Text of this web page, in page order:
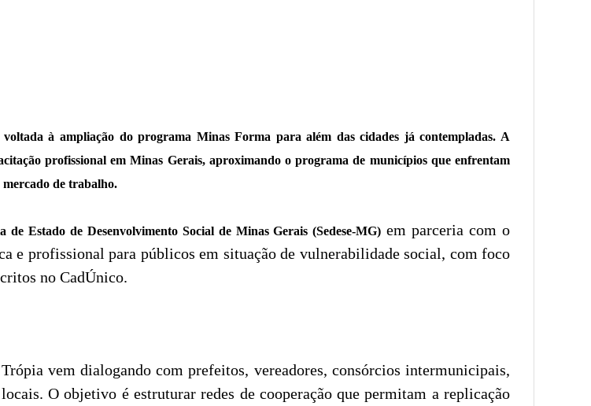
à ampliação do programa Minas Forma para além das cidades já contempladas. A
profissional em Minas Gerais, aproximando o programa de municípios que enfrentam
mercado de trabalho.
de Estado de Desenvolvimento Social de Minas Gerais (Sedese-MG) em parceria com o
e profissional para públicos em situação de vulnerabilidade social, com foco
no CadÚnico.
vem dialogando com prefeitos, vereadores, consórcios intermunicipais,
O objetivo é estruturar redes de cooperação que permitam a replicação